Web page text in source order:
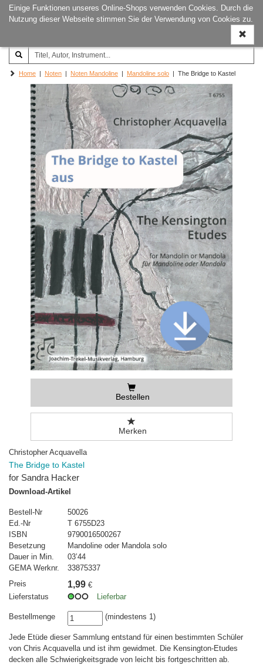
Einige Funktionen unseres Online-Shops verwenden Cookies. Durch die
Nutzung dieser Webseite stimmen Sie der Verwendung von Cookies zu.
ein-/
Joachim‐Trekel‐Musikverlag,
Hamburg
Home | Noten | Noten Mandoline | Mandoline solo | The Bridge to Kastel
Bestellen
Merken
Christopher Acquavella
The Bridge to Kastel
for Sandra Hacker
Download-Artikel
Bestell-Nr
50026
Ed.-Nr
T 6755D23
ISBN
9790016500267
Besetzung
Mandoline oder Mandola solo
Dauer in Min.
03’44
GEMA Werknr.
33875337
Preis
1,99 €
Lieferstatus
Lieferbar
Bestellmenge (mindestens 1)
Jede Etüde dieser Sammlung entstand für einen bestimmten Schüler
von Chris Acquavella und ist ihm gewidmet. Die Kensington-Etudes
decken alle Schwierigkeitsgrade von leicht bis fortgeschritten ab.